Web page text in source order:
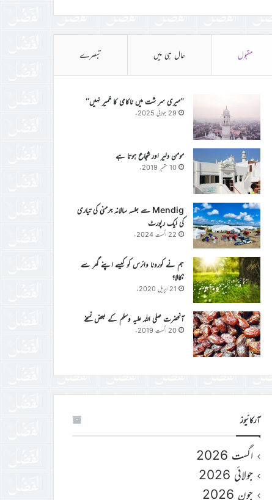
مقبول حال ہی میں تبصرے
’’میری سر شت میں ناکامی کا خمیر نہیں‘‘
29 جولائی 2025ء
مومن دلیر اور شجاع ہوتا ہے
10 ستمبر 2019ء
Mendig سے جلسہ سالانہ جرمنی کی تیاری
کی ایک رپورٹ
22 اگست 2024ء
ہم نے کورونا وائرس کو کیسے اپنے گھر سے
نکالا؟
21 اپریل 2020ء
آنحضرت صلی اللہ علیہ وسلم کے بعض نسخے
20 اگست 2019ء
آرکائیوز
اگست 2026
جولائی 2026
جون 2026